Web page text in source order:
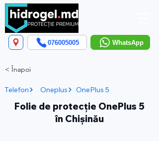
WhatsApp
076005005
< Înapoi
Telefon Oneplus OnePlus 5
Folie de protecție OnePlus 5
în Chișinău